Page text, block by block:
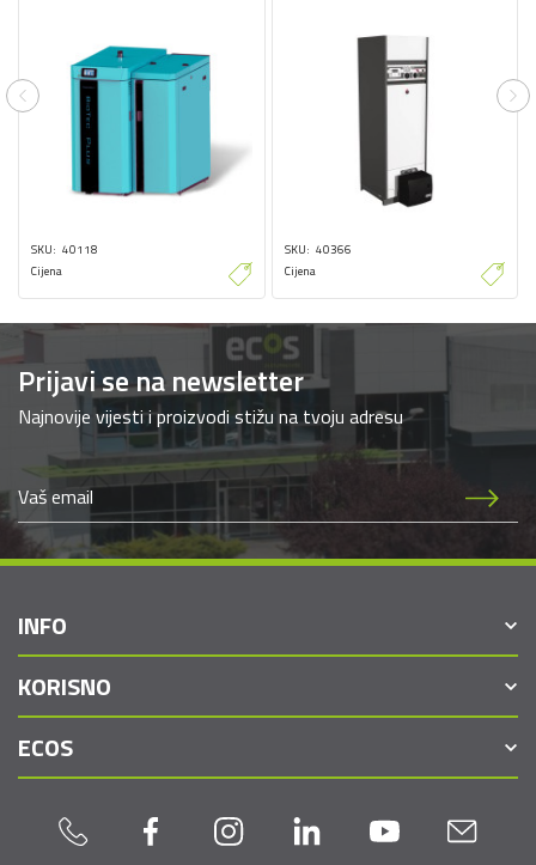
SKU 40118
Cijena
SKU 40366
Cijena
Previous
Prijavi se na newsletter
Najnovije vijesti i proizvodi stižu na tvoju adresu
INFO
KORISNO
ECOS